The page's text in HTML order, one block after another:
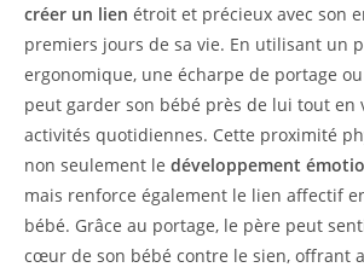
créer un lien étroit et précieux avec son
premiers jours de sa vie. En utilisant un
ergonomique, une écharpe de portage
peut garder son bébé près de lui tout en
activités quotidiennes. Cette proximité
non seulement le développement
mais renforce également le lien affectif
bébé. Grâce au portage, le père peut
cœur de son bébé contre le sien, offrant